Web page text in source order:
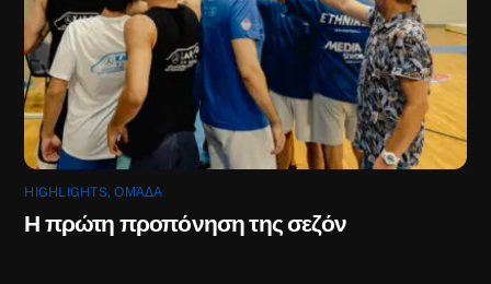
HIGHLIGHTS,ΟΜΆΔΑ
Η πρώτη προπόνηση της σεζόν